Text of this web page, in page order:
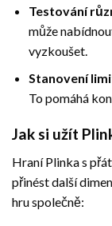
Testování
může
vyzkoušet.
Stanovení
To pomáhá
Jak si užít
Hraní Plinka s
přinést další
hru společně: